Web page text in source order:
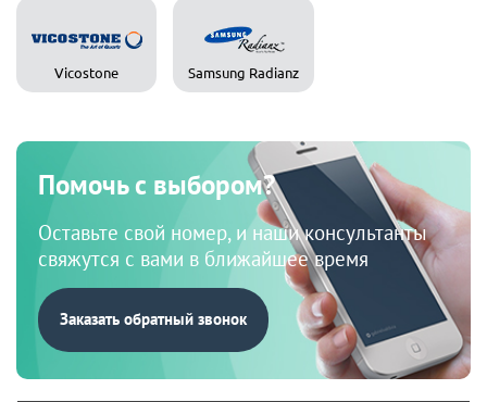
Vicostone Samsung Radianz
Помочь с выбором?
Оставьте свой номер, и наши консультанты
свяжутся с вами в ближайшее время
Заказать обратный звонок